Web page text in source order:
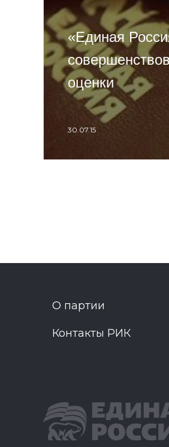
«Единая
оценки
30.07.15
О партии
Контакты РИК